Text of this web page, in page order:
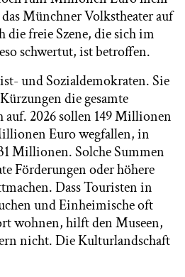
Münchner Volkstheater auf
die freie Szene, die sich im
schwertut, ist betroffen.
und Sozialdemokraten. Sie
die gesamte
auf. 2026 sollen 149 Millionen
Euro wegfallen, in
Millionen. Solche Summen
Förderungen oder höhere
Dass Touristen in
und Einheimische oft
wohnen, hilft den Museen,
nicht. Die Kulturlandschaft